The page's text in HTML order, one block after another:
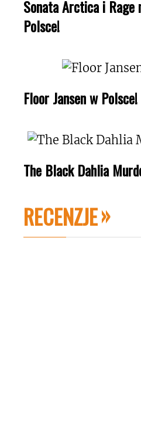
Sonata Arctica i Rage
Polsce!
Floor Jansen w Polsce!
The Black Dahlia
RECENZJE